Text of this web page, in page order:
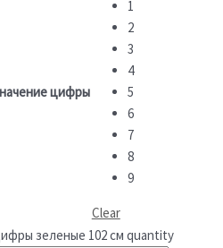
цифры
1
2
3
4
5
6
7
8
9
Clear
зеленые 102 см quantity